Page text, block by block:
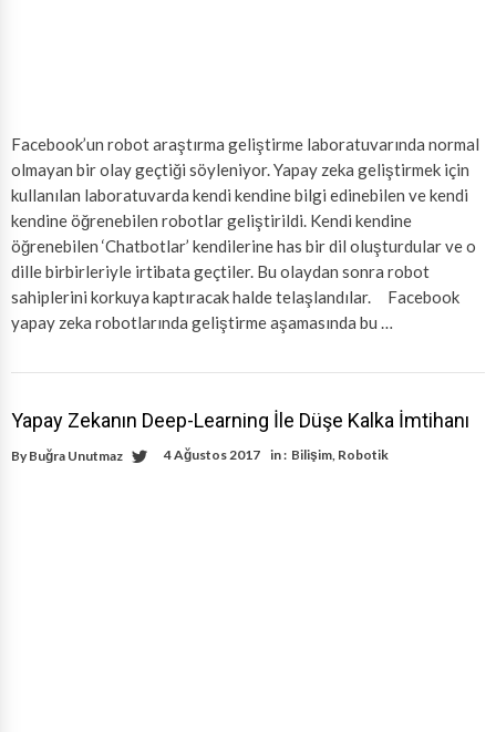
Facebook’un robot araştırma geliştirme laboratuvarında normal
olmayan bir olay geçtiği söyleniyor. Yapay zeka geliştirmek için
kullanılan laboratuvarda kendi kendine bilgi edinebilen ve kendi
kendine öğrenebilen robotlar geliştirildi. Kendi kendine
öğrenebilen ‘Chatbotlar’ kendilerine has bir dil oluşturdular ve o
dille birbirleriyle irtibata geçtiler. Bu olaydan sonra robot
sahiplerini korkuya kaptıracak halde telaşlandılar. Facebook
yapay zeka robotlarında geliştirme aşamasında bu …
Yapay Zekanın Deep-Learning İle Düşe Kalka İmtihanı
By Buğra Unutmaz 4 Ağustos 2017 in : Bilişim, Robotik